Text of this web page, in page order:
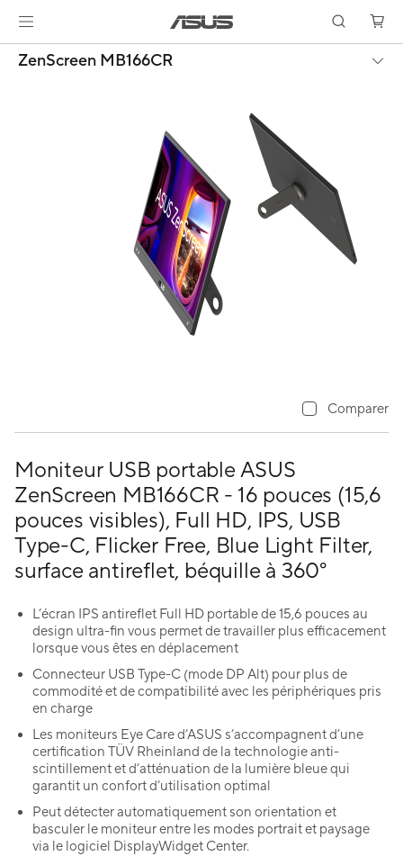
ZenScreen MB166CR
Moniteur USB portable ASUS
ZenScreen MB166CR - 16 pouces (15,6
pouces visibles), Full HD, IPS, USB
Type-C, Flicker Free, Blue Light Filter,
surface antireflet, béquille à 360°
L’écran IPS antireflet Full HD portable de 15,6 pouces au
design ultra-fin vous permet de travailler plus efficacement
lorsque vous êtes en déplacement
Connecteur USB Type-C (mode DP Alt) pour plus de
commodité et de compatibilité avec les périphériques pris
en charge
Les moniteurs Eye Care d’ASUS s’accompagnent d’une
certification TÜV Rheinland de la technologie anti-
scintillement et d’atténuation de la lumière bleue qui
garantit un confort d’utilisation optimal
Peut détecter automatiquement son orientation et
basculer le moniteur entre les modes portrait et paysage
via le logiciel DisplayWidget Center.
Comparer